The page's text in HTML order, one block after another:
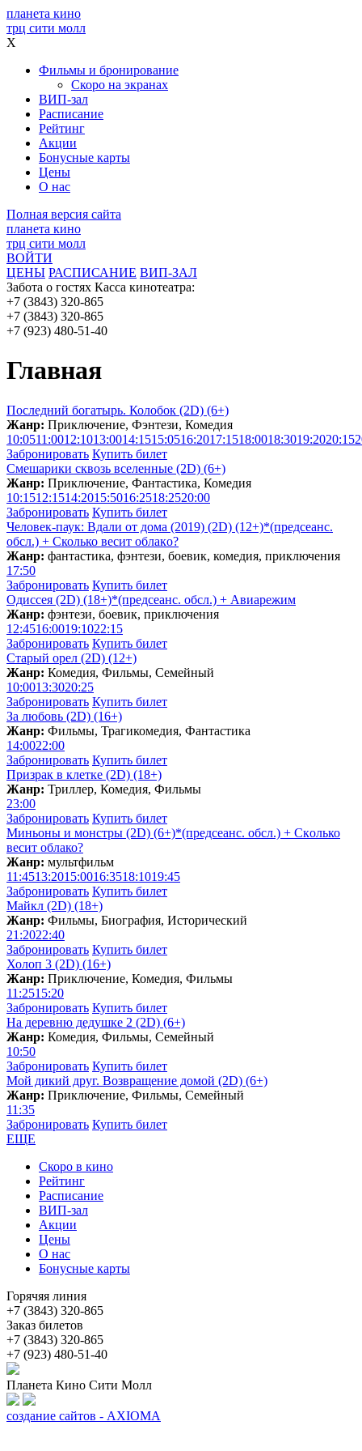
планета кино
трц сити молл
X
Фильмы и бронирование
Скоро на экранах
ВИП-зал
Расписание
Рейтинг
Акции
Бонусные карты
Цены
О нас
Полная версия сайта
планета кино
трц сити молл
ВОЙТИ
ЦЕНЫ РАСПИСАНИЕ ВИП-ЗАЛ
Забота о гостях Касса кинотеатра:
+7 (3843) 320-865
+7 (3843) 320-865
+7 (923) 480-51-40
Главная
Последний богатырь. Колобок (2D) (6+)
Жанр: Приключение, Фэнтези, Комедия
10:0511:0012:1013:0014:1515:0516:2017:1518:0018:3019:2020:15
Забронировать Купить билет
Смешарики сквозь вселенные (2D) (6+)
Жанр: Приключение, Фантастика, Комедия
10:1512:1514:2015:5016:2518:2520:00
Забронировать Купить билет
Человек-паук: Вдали от дома (2019) (2D) (12+)*(предсеанс.
обсл.) + Сколько весит облакo?
Жанр: фантастика, фэнтези, боевик, комедия, приключения
17:50
Забронировать Купить билет
Одиссея (2D) (18+)*(предсеанс. обсл.) + Aвиарежим
Жанр: фэнтези, боевик, приключения
12:4516:0019:1022:15
Забронировать Купить билет
Старый орел (2D) (12+)
Жанр: Комедия, Фильмы, Семейный
10:0013:3020:25
Забронировать Купить билет
За любовь (2D) (16+)
Жанр: Фильмы, Трагикомедия, Фантастика
14:0022:00
Забронировать Купить билет
Призрак в клетке (2D) (18+)
Жанр: Триллер, Комедия, Фильмы
23:00
Забронировать Купить билет
Миньоны и монстры (2D) (6+)*(предсеанс. обсл.) + Скoлько
весит облако?
Жанр: мультфильм
11:4513:2015:0016:3518:1019:45
Забронировать Купить билет
Майкл (2D) (18+)
Жанр: Фильмы, Биография, Исторический
21:2022:40
Забронировать Купить билет
Холоп 3 (2D) (16+)
Жанр: Приключение, Комедия, Фильмы
11:2515:20
Забронировать Купить билет
На деревню дедушке 2 (2D) (6+)
Жанр: Комедия, Фильмы, Семейный
10:50
Забронировать Купить билет
Мой дикий друг. Возвращение домой (2D) (6+)
Жанр: Приключение, Фильмы, Семейный
11:35
Забронировать Купить билет
ЕЩЕ
Скоро в кино
Рейтинг
Расписание
ВИП-зал
Акции
Цены
О нас
Бонусные карты
Горячяя линия
+7 (3843) 320-865
Заказ билетов
+7 (3843) 320-865
+7 (923) 480-51-40
Планета Кино Сити Молл
создание сайтов - AXIOMA